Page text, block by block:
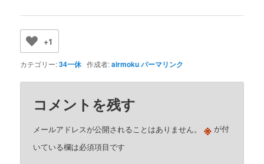
+1
カテゴリー:34一休 作成者:airmokuパーマリンク
コメントを残す
メールアドレスが公開されることはありません。 ※ が付
いている欄は必須項目です